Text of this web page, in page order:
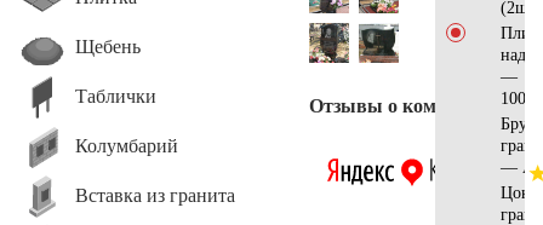
Щебень
Таблички
Колумбарий
Вставка из гранита
Отзывы о компании
(2шт)
—
—